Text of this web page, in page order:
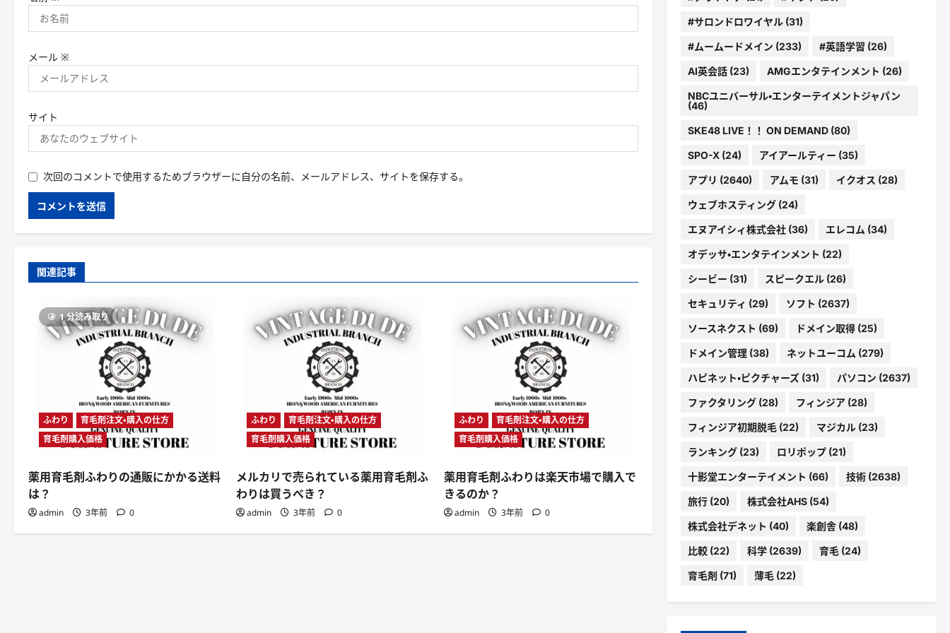
メール ※
サイト
次回のコメントで使用するためブラウザーに自分の名前、メールアドレス、サイトを保存する。
関連記事
1 分読み取り
ふわり
育毛剤注文・購入の仕方
育毛剤購入価格
薬用育毛剤ふわりの通販にかかる送料
は？
admin 3年前 0
ふわり
育毛剤注文・購入の仕方
育毛剤購入価格
メルカリで売られている薬用育毛剤ふ
わりは買うべき？
admin 3年前 0
ふわり
育毛剤注文・購入の仕方
育毛剤購入価格
薬用育毛剤ふわりは楽天市場で購入で
きるのか？
admin 3年前 0
#サロンドロワイヤル(31)
#ムームードメイン (233) #英語学習 (26)
AI英会話(23) AMGエンタテインメント (26)
NBCユニバーサル・エンターテイメントジャパン
(46)
SKE48 LIVE！！ ON DEMAND(80)
SPO-X(24) アイアールティー (35)
アプリ (2640) アムモ (31) イクオス (28)
ウェブホスティング(24)
エヌアイシィ株式会社(36) エレコム (34)
オデッサ・エンタテインメント (22)
シービー (31) スピークエル(26)
セキュリティ (29) ソフト (2637)
ソースネクスト (69) ドメイン取得(25)
ドメイン管理(38) ネットユーコム (279)
ハピネット・ピクチャーズ(31) パソコン (2637)
ファクタリング(28) フィンジア(28)
フィンジア初期脱毛(22) マジカル(23)
ランキング(23) ロリポップ(21)
十影堂エンターテイメント (66) 技術(2638)
旅行(20) 株式会社AHS(54)
株式会社デネット (40) 楽創舎(48)
比較(22) 科学(2639) 育毛(24)
育毛剤 (71) 薄毛(22)